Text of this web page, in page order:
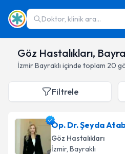
Doktor, klinik ara...
Göz Hastalıkları,
İzmirBayraklı içinde toplam 20
Filtrele
Op. Dr. Şeyda
Göz Hastalıkları
İzmir, Bayraklı